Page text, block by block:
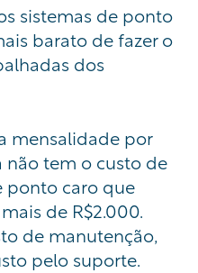
sistemas de ponto
barato de fazer o
dos
mensalidade por
tem o custo de
ponto caro que
de R$2.000.
de manutenção,
pelo suporte.